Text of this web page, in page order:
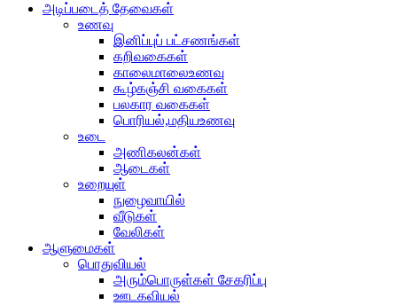
அடிப்படைத் தேவைகள்
உணவு
இனிப்புப் பட்சணங்கள்
கறிவகைகள்
காலைமாலைஉணவு
கூழ்கஞ்சி வகைகள்
பலகார வகைகள்
பொரியல்,மதியஉணவு
உடை
அணிகலன்கள்
ஆடைகள்
உறையுள்
நுழைவாயில்
வீடுகள்
வேலிகள்
ஆளுமைகள்
பொதுவியல்
அரும்பொருள்கள் சேகரிப்பு
ஊடகவியல்